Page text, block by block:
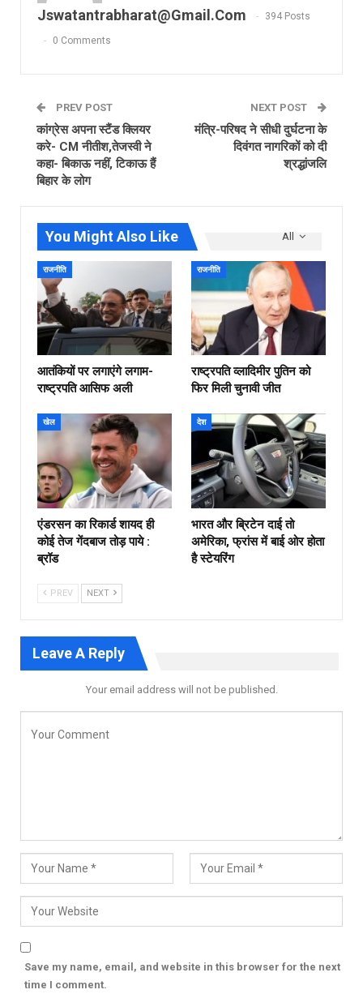
Jswatantrabharat@gmail.com 394 Posts
0 Comments
PREV POST
कांग्रेस अपना स्टैंड क्लियर
करे- CM नीतीश,तेजस्वी ने
कहा- बिकाऊ नहीं, टिकाऊ हैं
बिहार के लोग
NEXT POST
मंत्रि-परिषद ने सीधी दुर्घटना के
दिवंगत नागरिकों को दी
श्रद्धांजलि
All
You Might Also Like
राजनीति
आतंकियों पर लगाएंगे लगाम-
राष्ट्रपति आसिफ अली
राजनीति
राष्ट्रपति व्लादिमीर पुतिन को
फिर मिली चुनावी जीत
खेल
एंडरसन का रिकार्ड शायद ही
कोई तेज गेंदबाज तोड़ पाये :
ब्रॉड
देश
भारत और ब्रिटेन दाई तो
अमेरिका, फ्रांस में बाई ओर होता
है स्टेयरिंग
PREV NEXT
Leave A Reply
Your email address will not be published.
Save my name, email, and website in this browser for the next
time I comment.